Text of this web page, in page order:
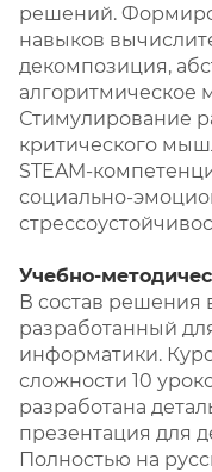
решений.
навыков
декомпозиция,
алгоритмическое
Стимулирование
критического
STEAM-
социально-
Учебно-
В состав решения
разработанный
информатики.
сложности 10
разработана
презентация для
Полностью на